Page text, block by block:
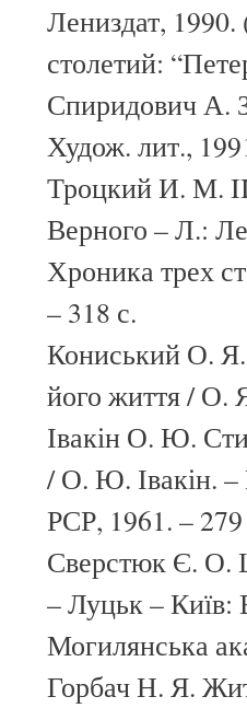
Лениздат,
столетий:
Спиридович А.
Худож. лит.,
Троцкий И. М.
Верного – Л.:
Хроника трех
– 318 с.
Кониський О.
його життя / О.
Івакін О. Ю.
/ О. Ю. Івакін. –
РСР, 1961. –
Сверстюк Є. О.
– Луцьк –
Могилянська
Горбач Н. Я.